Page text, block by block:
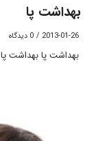
بهداشت پا
2013-01-26
/ 0 دیدگاه
بهداشت پا بهداشت پا Foot health پا یکی از مهمترین اعض…